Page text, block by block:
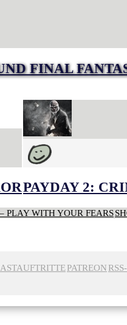
FINAL
PAYDAY 2:
PLAY WITH YOUR FEARS
PATREON